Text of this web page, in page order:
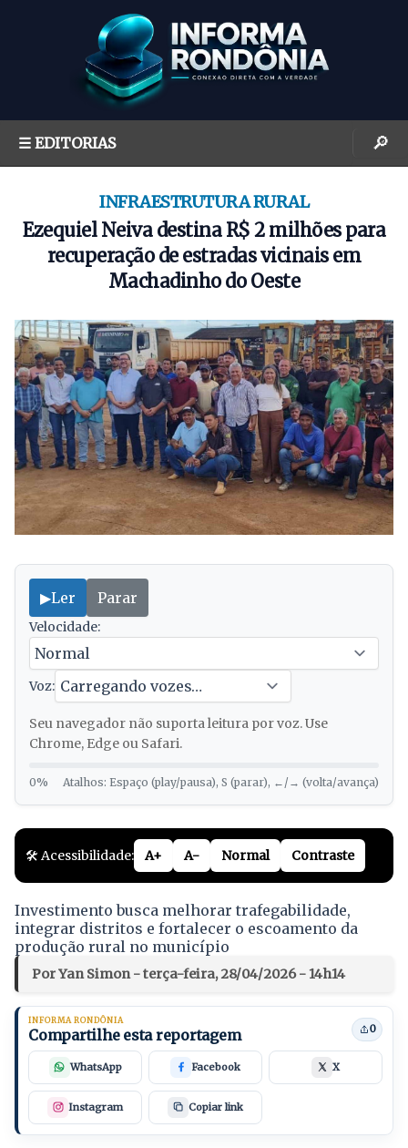
☰ EDITORIAS 🔎
INFRAESTRUTURA RURAL
Ezequiel Neiva destina R$ 2 milhões para
recuperação de estradas vicinais em
Machadinho do Oeste
▶Ler Parar
Velocidade:
Voz:
Seu navegador não suporta leitura por voz. Use
Chrome, Edge ou Safari.
0% Atalhos: Espaço (play/pausa), S (parar), ←/→ (volta/avança)
🛠️ Acessibilidade: A+ A- Normal Contraste
Investimento busca melhorar trafegabilidade,
integrar distritos e fortalecer o escoamento da
produção rural no município
Por Yan Simon - terça-feira, 28/04/2026 - 14h14
INFORMA RONDÔNIA
Compartilhe esta reportagem 0
WhatsApp Facebook X
Instagram Copiar link